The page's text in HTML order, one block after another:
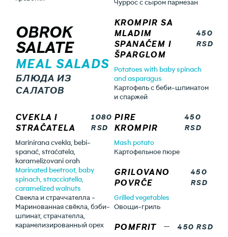
OBROK
SALATE
MEAL SALADS
БЛЮДА ИЗ
САЛАТОВ
CVEKLA I
STRAĆATELA
1080
RSD
Marinirana cvekla, bebi-
spanać, straćatela,
karamelizovani orah
Marinated beetroot, baby
spinach, stracciatella,
caramelized walnuts
Свекла и страччателла -
Маринованная свёкла, бэби-
шпинат, страчателла,
карамелизированный орех
Чуррос с сыром пармезан
KROMPIR SA
MLADIM
SPANAĆEM I
ŠPARGLOM
450
RSD
Potatoes with baby spinach
and asparagus
Картофель с беби-шпинатом
и спаржей
PIRE
KROMPIR
450
RSD
Mash potato
Картофельное пюре
GRILOVANO
POVRĆE
450
RSD
Grilled vegetables
Овощи-гриль
POMFRIT 450 RSD